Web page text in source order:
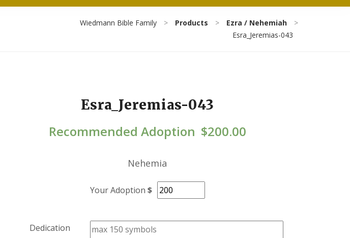
Wiedmann Bible Family > Products > Ezra / Nehemiah
>
Esra_Jeremias-043
Esra_Jeremias-043
Recommended Adoption $200.00
Nehemia
Your Adoption $
Dedication